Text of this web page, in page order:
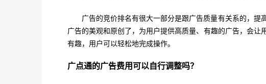
广告的竞价排名有很大一部分是跟广告质量有关系的，
广告的美观和原创了，为用户提供高质量、有趣的广告，会
有趣，用户可以轻松地完成操作。
广点通的广告费用可以自行调整吗？